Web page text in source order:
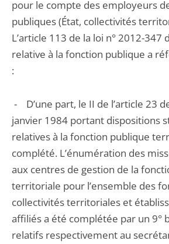
pour le compte des employeurs
publiques (État, collectivités
L’article 113 de la loi n° 2012-347
relative à la fonction publique a
:
- D’une part, le II de l’article 23
janvier 1984 portant dispositions
relatives à la fonction publique
complété. L’énumération des
aux centres de gestion de la
territoriale pour l’ensemble des
collectivités territoriales et
affiliés a été complétée par un 9°
relatifs respectivement au